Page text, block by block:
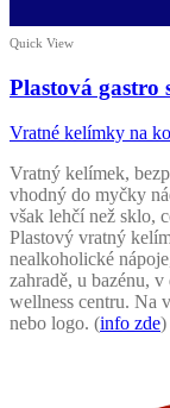
Quick View
Plastová gastro
Vratné kelímky na
Vratný kelímek,
vhodný do myčky
však lehčí než sklo,
Plastový vratný
nealkoholické
zahradě, u bazénu,
wellness centru. Na
nebo logo. (info zde)